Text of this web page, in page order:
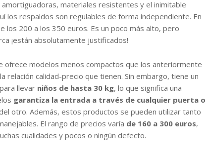
materiales resistentes y el inimitable
los respaldos son regulables de forma independiente. En
los 200 a los 350 euros. Es un poco más alto, pero
¡están absolutamente justificados!
ofrece modelos menos compactos que los anteriormente
relación calidad-precio que tienen. Sin embargo, tiene un
llevar niños de hasta 30 kg, lo que significa una
garantiza la entrada a través de cualquier puerta o
otro. Además, estos productos se pueden utilizar tanto
El rango de precios varía de 160 a 300 euros,
cualidades y pocos o ningún defecto.